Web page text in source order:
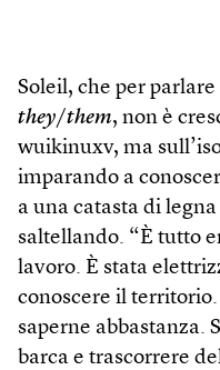
Soleil, che per
they/them, non è
wuikinuxv, ma
imparando a
a una catasta di
saltellando. “È tutto
lavoro. È stata
conoscere il
saperne abbastanza.
barca e trascorrere